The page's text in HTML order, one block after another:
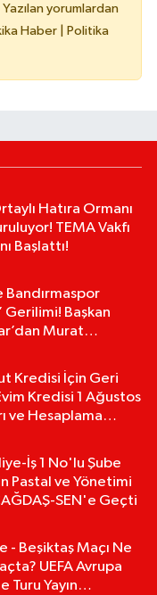
yorumlardan
Haber | Politika
Hatıra Ormanı
TEMA Vakfı
Başlattı!
Bandırmaspor
Gerilimi! Başkan
Murat
Kredisi İçin Geri
Kredisi 1 Ağustos
ve Hesaplama
İş 1 No'lu Şube
ve Yönetimi
SEN'e Geçti
- Beşiktaş Maçı Ne
UEFA Avrupa
Turu Yayın